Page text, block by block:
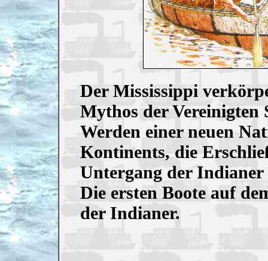
Der Mississippi
Mythos der Vereinigten
Werden einer neuen
Kontinents, die
Untergang der
Die ersten Boote auf
der Indianer.